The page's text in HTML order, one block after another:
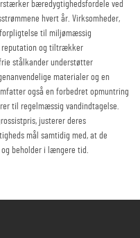
bæredygtighedsfordele ved
hvert år. Virksomheder,
til miljømæssig
reputation og tiltrækker
stålkander understøtter
materialer og en
også en forbedret opmuntring
til regelmæssig vandindtagelse.
justerer deres
mål samtidig med, at de
beholder i længere tid.